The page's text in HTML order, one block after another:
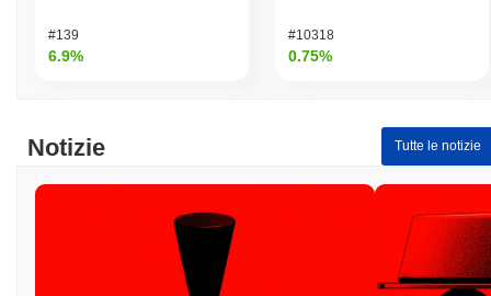
#139
6.9%
#10318
0.75%
Notizie Tutte le notizie